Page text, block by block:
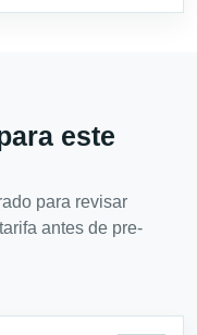
este
para revisar
antes de pre-